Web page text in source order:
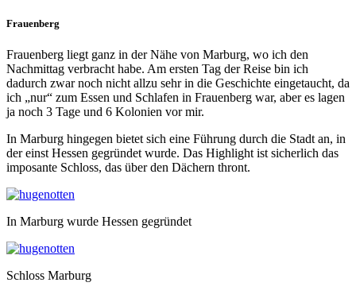
Frauenberg
Frauenberg liegt ganz in der Nähe von Marburg, wo ich den
Nachmittag verbracht habe. Am ersten Tag der Reise bin ich
dadurch zwar noch nicht allzu sehr in die Geschichte eingetaucht, da
ich „nur“ zum Essen und Schlafen in Frauenberg war, aber es lagen
ja noch 3 Tage und 6 Kolonien vor mir.
In Marburg hingegen bietet sich eine Führung durch die Stadt an, in
der einst Hessen gegründet wurde. Das Highlight ist sicherlich das
imposante Schloss, das über den Dächern thront.
In Marburg wurde Hessen gegründet
Schloss Marburg